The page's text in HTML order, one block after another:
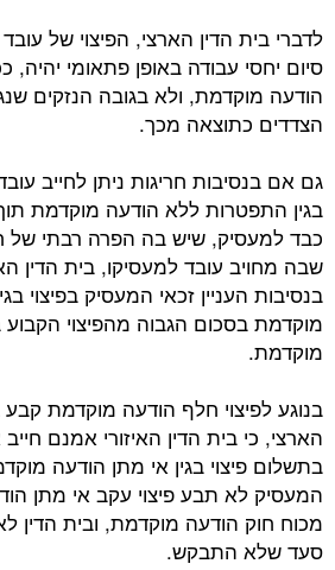
לדברי בית הדין הארצי, הפיצוי של
סיום יחסי עבודה באופן פתאומי יהיה,
הודעה מוקדמת, ולא בגובה הנזקים
הצדדים כתוצאה מכך.
גם אם בנסיבות חריגות ניתן לחייב
בגין התפטרות ללא הודעה מוקדמת
כבד למעסיק, שיש בה הפרה רבתי של
שבה מחויב עובד למעסיקו, בית הדין
בנסיבות העניין זכאי המעסיק בפיצוי
מוקדמת בסכום הגבוה מהפיצוי
מוקדמת.
בנוגע לפיצוי חלף הודעה מוקדמת קבע
הארצי, כי בית הדין האיזורי אמנם
בתשלום פיצוי בגין אי מתן הודעה
המעסיק לא תבע פיצוי עקב אי מתן
מכוח חוק הודעה מוקדמת, ובית הדין
סעד שלא התבקש.